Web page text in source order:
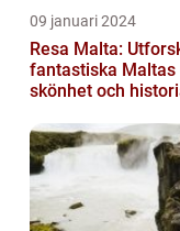
09 januari 2024
Resa Malta:
fantastiska Maltas
skönhet och